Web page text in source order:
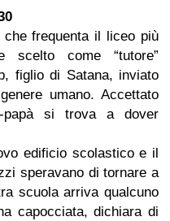
che frequenta il liceo più
scelto come “tutore”
figlio di Satana, inviato
umano. Accettato
papà si trova a dover
edificio scolastico e il
speravano di tornare a
scuola arriva qualcuno
capocciata, dichiara di